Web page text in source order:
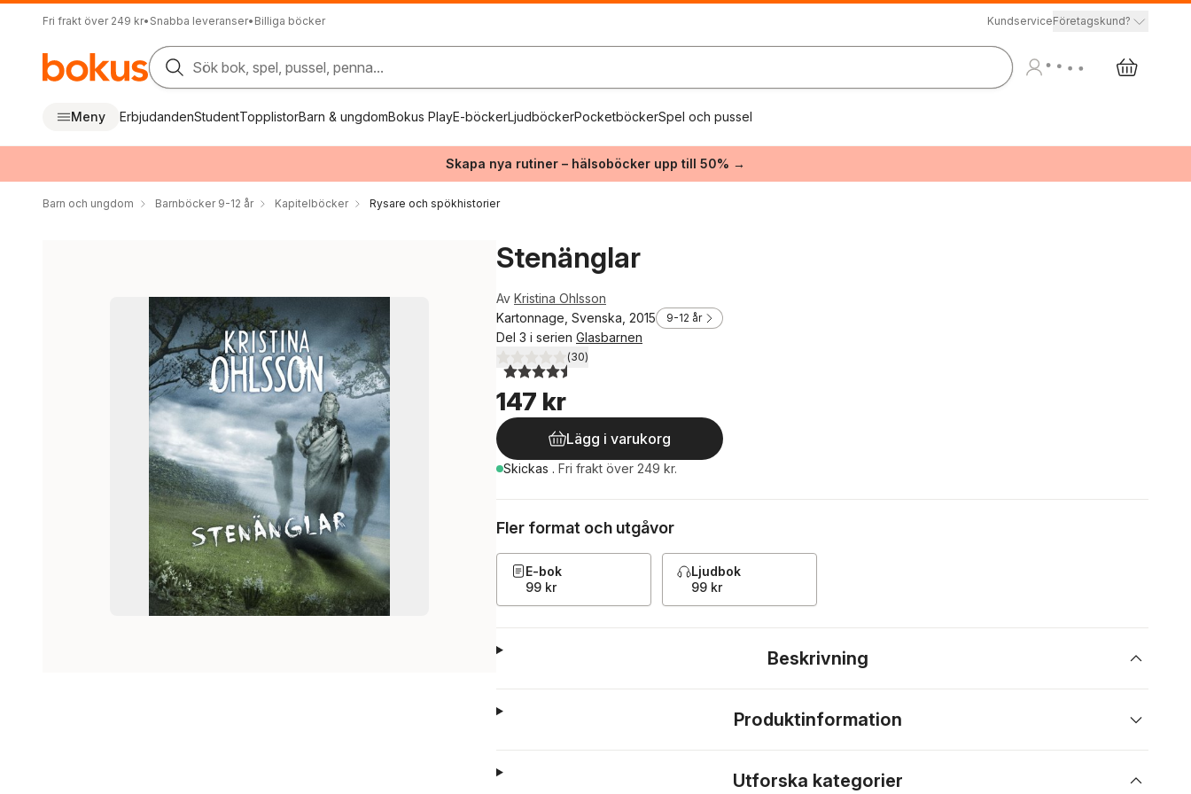
Fri frakt över 249 kr• Snabba leveranser• Billiga böcker KundserviceFöretagskund?
Sök bok, spel, pussel, penna...
Meny ErbjudandenStudentTopplistorBarn & ungdomBokus PlayE-böckerLjudböckerPocketböckerSpel och pussel
Skapa nya rutiner – hälsoböcker upp till 50% →
Barn och ungdom Barnböcker 9-12 år Kapitelböcker Rysare och spökhistorier
Stenänglar
Av Kristina Ohlsson
Kartonnage, Svenska, 2015
9-12 år
Del 3 i serien Glasbarnen
4,5utav 5 stjärnor. Totalt antal röster:
(30)
147 kr
Lägg i varukorg
Skickas . Fri frakt över 249 kr.
Fler format och utgåvor
E-bok
99 kr
Ljudbok
99 kr
Beskrivning
Produktinformation
Utforska kategorier